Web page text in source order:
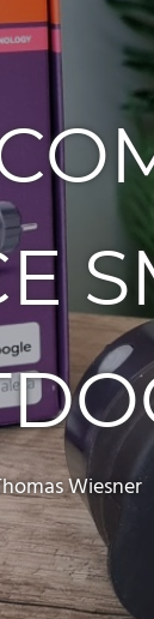
Wiesner